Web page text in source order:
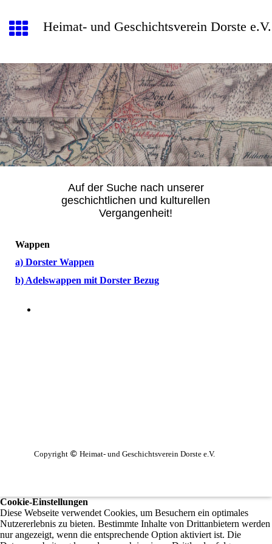
Heimat- und Geschichtsverein Dorste e.V.
Auf der Suche nach unserer
geschichtlichen und kulturellen
Vergangenheit!
Wappen
a) Dorster Wappen
b) Adelswappen mit Dorster Bezug
Copyright © Heimat- und Geschichtsverein Dorste e.V.
Cookie-Einstellungen
Diese Webseite verwendet Cookies, um Besuchern ein optimales
Nutzererlebnis zu bieten. Bestimmte Inhalte von Drittanbietern werden
nur angezeigt, wenn die entsprechende Option aktiviert ist. Die